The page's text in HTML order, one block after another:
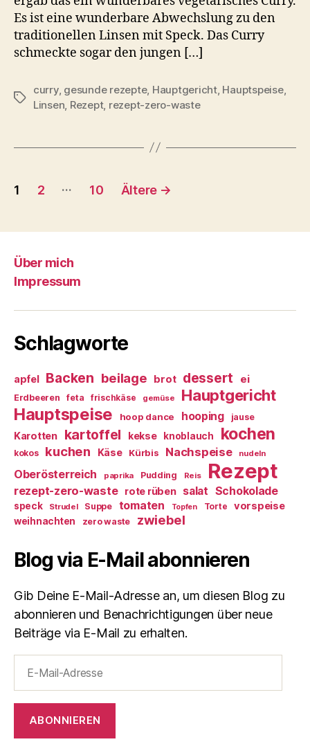
Es ist eine wunderbare Abwechslung zu den
traditionellen Linsen mit Speck. Das Curry
schmeckte sogar den jungen […]
Schlagwörter
curry, gesunde rezepte, Hauptgericht, Hauptspeise,
Linsen, Rezept, rezept-zero-waste
Beitragsnavigation
1 2 … 10 Ältere →
Über mich
Impressum
Schlagworte
apfel Backen beilage brot dessert ei
Erdbeeren feta frischkäse gemüse Hauptgericht
Hauptspeise hoop dance hooping jause
Karotten kartoffel kekse knoblauch kochen
kokos kuchen Käse Kürbis Nachspeise nudeln
Oberösterreich paprika Pudding Reis Rezept
rezept-zero-waste rote rüben salat Schokolade
speck Strudel Suppe tomaten Topfen Torte vorspeise
weihnachten zero waste zwiebel
Blog via E-Mail abonnieren
Gib Deine E-Mail-Adresse an, um diesen Blog zu
abonnieren und Benachrichtigungen über neue
Beiträge via E-Mail zu erhalten.
Mail-
Adresse
ABONNIEREN